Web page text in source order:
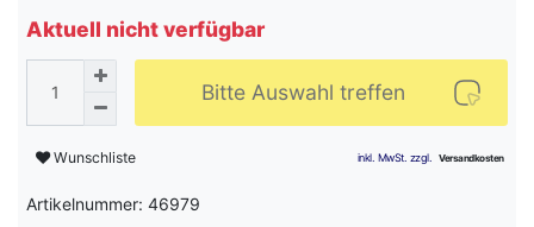
Aktuell nicht verfügbar
Bitte Auswahl treffen
Wunschliste
Artikelnummer: 46979